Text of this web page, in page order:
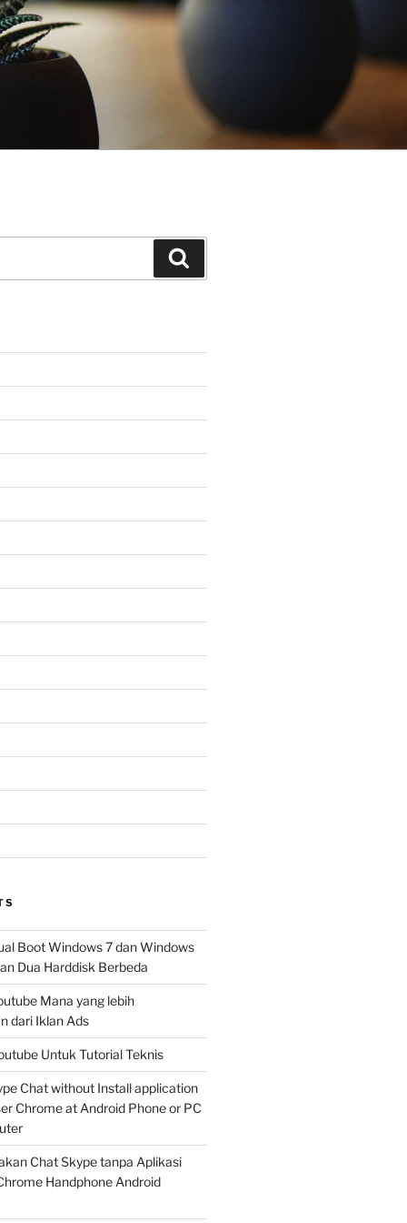
Boot Windows 7 dan Windows
Dua Harddisk Berbeda
Mana yang lebih
dari Iklan Ads
Untuk Tutorial Teknis
Chat without Install application
Chrome at Android Phone or PC
Chat Skype tanpa Aplikasi
Handphone Android